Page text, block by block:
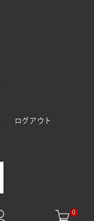
0
ログアウト